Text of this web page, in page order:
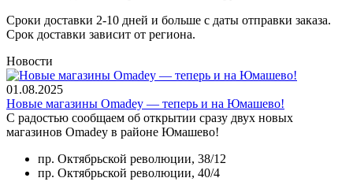
Сроки доставки 2-10 дней и больше с даты отправки заказа.
Срок доставки зависит от региона.
Новости
01.08.2025
Новые магазины Omadey — теперь и на Юмашево!
С радостью сообщаем об открытии сразу двух новых
магазинов Omadey в районе Юмашево!
пр. Октябрьской революции, 38/12
пр. Октябрьской революции, 40/4